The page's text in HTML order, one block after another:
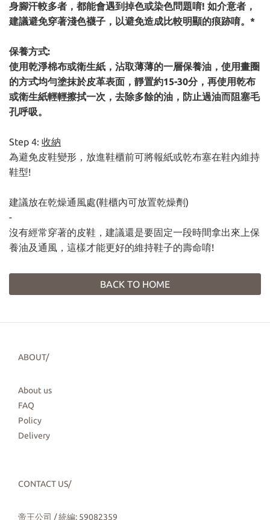
身腳汗較多者，都能會遇到掉色或染色問題唷! 如介意者，
建議避免穿著淺色襪子，以避免造成比較明顯的痕跡唷。*
保養方式:
使用乾淨棉布或衛生紙，沾取薄薄的一層保養油，使用畫圈
的方式均勻塗抹於皮革表面，靜置約15-30分，再使用乾布
或衛生紙輕輕擦拭一次，去除多餘的油，防止過油而阻塞毛
孔呼吸。
Step 4: 收納
為避免皮鞋變形，放進鞋櫃前可將報紙或乾布塞在鞋內維持
鞋型!
建議放在乾燥通風處(鞋櫃內可放置乾燥劑)
-
沒有經常穿著的皮鞋，建議還是要固定一段時間拿出來上保
養油及通風，這樣才能更好的維持鞋子的壽命唷!
BACK TO HOME
ABOUT/
About us
FAQ
Policy
Delivery
CONTACT US/
帝王公司 / 統編: 59082359